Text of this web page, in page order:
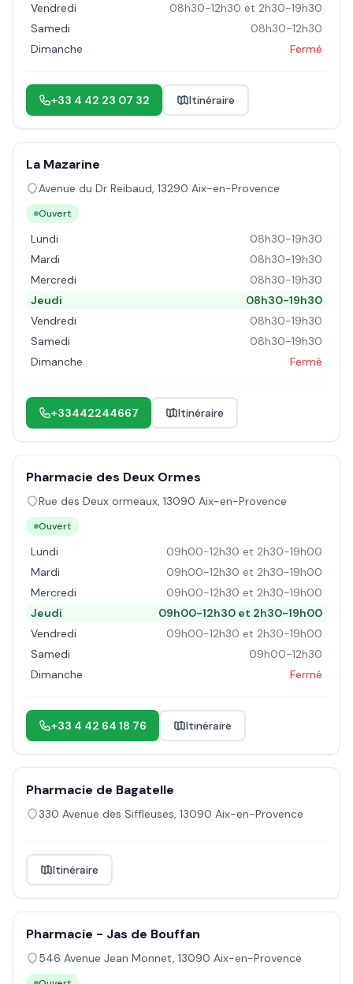
Vendredi
08h30-12h30 et 2h30-19h30
Samedi
08h30-12h30
Dimanche
Fermé
+33 4 42 23 07 32 Itinéraire
La Mazarine
Avenue du Dr Reibaud, 13290 Aix-en-Provence
Ouvert
Lundi
08h30-19h30
Mardi
08h30-19h30
Mercredi
08h30-19h30
Jeudi
08h30-19h30
Vendredi
08h30-19h30
Samedi
08h30-19h30
Dimanche
Fermé
+33442244667 Itinéraire
Pharmacie des Deux Ormes
Rue des Deux ormeaux, 13090 Aix-en-Provence
Ouvert
Lundi
09h00-12h30 et 2h30-19h00
Mardi
09h00-12h30 et 2h30-19h00
Mercredi
09h00-12h30 et 2h30-19h00
Jeudi
09h00-12h30 et 2h30-19h00
Vendredi
09h00-12h30 et 2h30-19h00
Samedi
09h00-12h30
Dimanche
Fermé
+33 4 42 64 18 76 Itinéraire
Pharmacie de Bagatelle
330 Avenue des Siffleuses, 13090 Aix-en-Provence
Itinéraire
Pharmacie - Jas de Bouffan
546 Avenue Jean Monnet, 13090 Aix-en-Provence